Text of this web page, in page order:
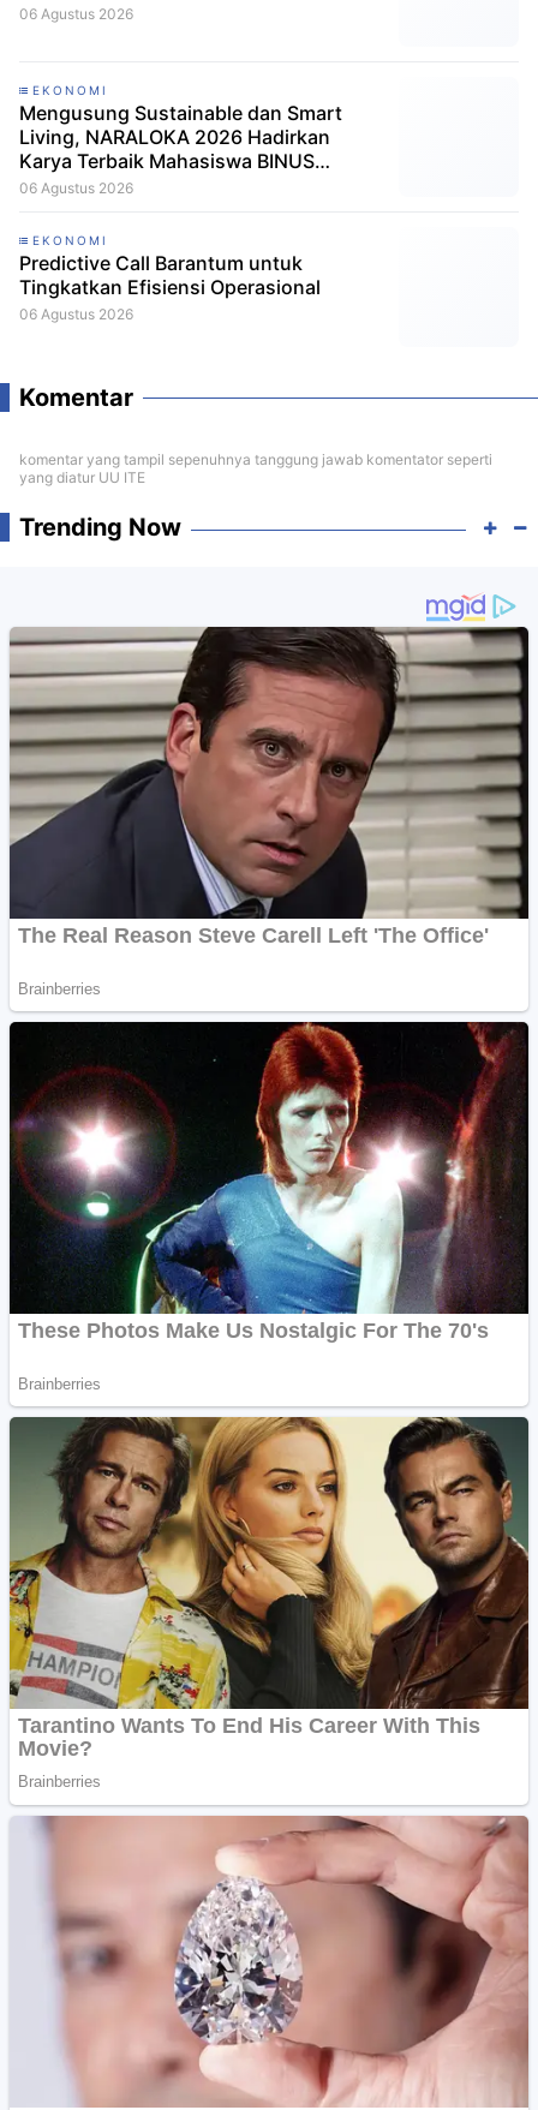
06 Agustus 2026
EKONOMI
Mengusung Sustainable dan Smart
Living, NARALOKA 2026 Hadirkan
Karya Terbaik Mahasiswa BINUS
@Malang
06 Agustus 2026
EKONOMI
Predictive Call Barantum untuk
Tingkatkan Efisiensi Operasional
06 Agustus 2026
Komentar
komentar yang tampil sepenuhnya tanggung jawab komentator seperti
yang diatur UU ITE
Trending Now